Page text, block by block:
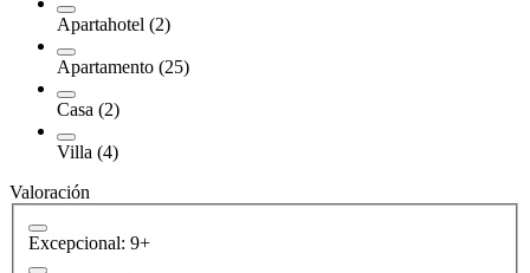
Apartahotel (2)
Apartamento (25)
Casa (2)
Villa (4)
Valoración
Excepcional: 9+